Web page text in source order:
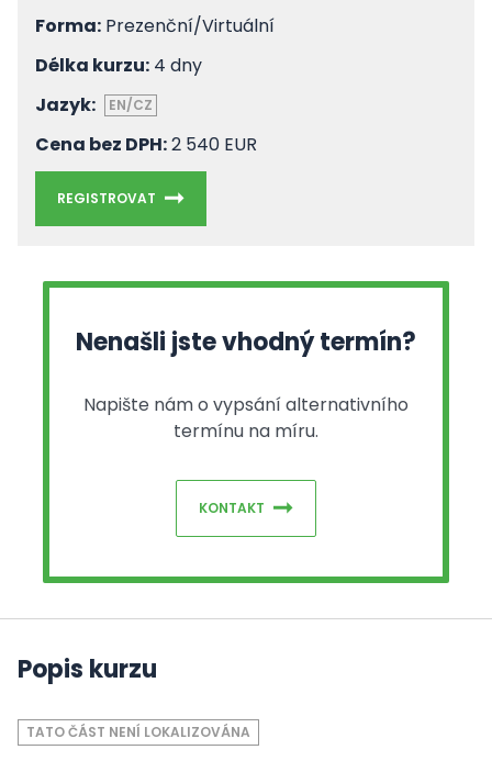
Forma: Prezenční/Virtuální
Délka kurzu: 4 dny
Jazyk:
EN/CZ
Cena bez DPH:2 540 EUR
REGISTROVAT
Nenašli jste vhodný termín?
Napište nám o vypsání alternativního
termínu na míru.
KONTAKT
Popis kurzu
TATO ČÁST NENÍ LOKALIZOVÁNA